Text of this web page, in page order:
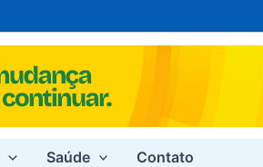
Saúde Contato